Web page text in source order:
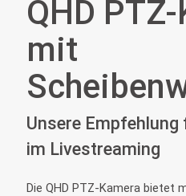
QHD
mit
Unsere
im Livestreaming
Die QHD PTZ-Kamera bietet